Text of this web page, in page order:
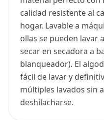
calidad resistente al
hogar. Lavable a
ollas se pueden lavar
secar en secadora a
blanqueador). El
fácil de lavar y
múltiples lavados sin
deshilacharse.